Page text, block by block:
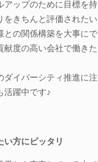
ップのために目標を
きちんと評価されたい
の関係構築を大事に
度の高い会社で働き
イバーシティ推進に
躍中です♪
い方にピッタリ